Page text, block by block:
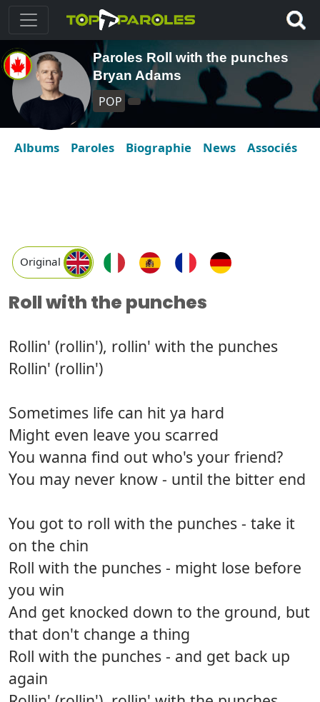
Paroles Roll with the punches
Bryan Adams
POP
Albums Paroles Biographie News Associés
Original
Roll with the punches
Rollin' (rollin'), rollin' with the punches
Rollin' (rollin')
Sometimes life can hit ya hard
Might even leave you scarred
You wanna find out who's your friend?
You may never know - until the bitter end
You got to roll with the punches - take it
on the chin
Roll with the punches - might lose before
you win
And get knocked down to the ground, but
that don't change a thing
Roll with the punches - and get back up
again